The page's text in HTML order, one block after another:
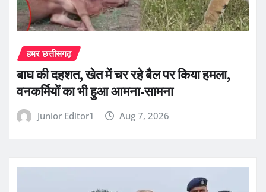
हमर छत्तीसगढ़
बाघ की दहशत, खेत में चर रहे बैल पर किया हमला,
वनकर्मियों का भी हुआ आमना-सामना
Junior Editor1 Aug 7, 2026